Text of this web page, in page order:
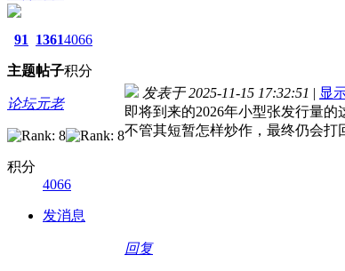
91
主题
1361
帖子
4066
积分
论坛元老
积分
4066
发消息
发表于 2025-11-15 17:32:51 | 显
即将到来的2026年小型张发行量
不管其短暂怎样炒作，最终仍会打
回复